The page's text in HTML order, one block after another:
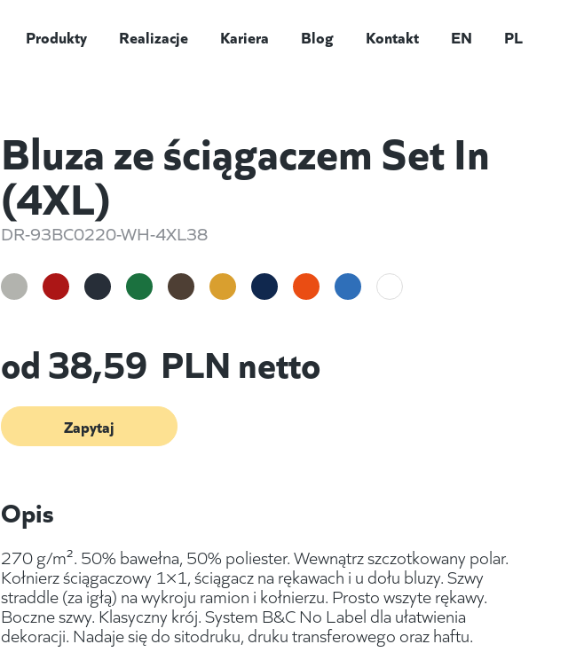
Produkty Realizacje Kariera Blog Kontakt EN PL
Bluza ze ściągaczem Set In
(4XL)
DR-93BC0220-WH-4XL38
od38,59 PLN netto
Zapytaj
Opis
270 g/m². 50% bawełna, 50% poliester. Wewnątrz szczotkowany polar.
Kołnierz ściągaczowy 1×1, ściągacz na rękawach i u dołu bluzy. Szwy
straddle (za igłą) na wykroju ramion i kołnierzu. Prosto wszyte rękawy.
Boczne szwy. Klasyczny krój. System B&C No Label dla ułatwienia
dekoracji. Nadaje się do sitodruku, druku transferowego oraz haftu.